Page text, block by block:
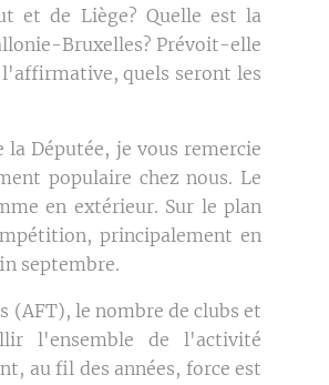
et de Liège? Quelle est la
Bruxelles? Prévoit-elle
quels seront les
la Députée, je vous remercie
populaire chez nous. Le
en extérieur. Sur le plan
principalement en
septembre.
(AFT), le nombre de clubs et
l'ensemble de l'activité
au fil des années, force est